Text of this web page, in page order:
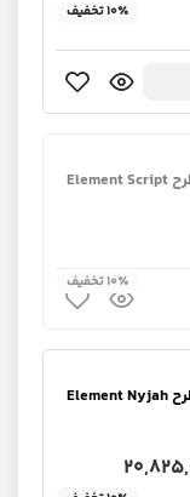
۱۰٪ تخفیف
اسکیت‌برد کامل حرفه‌ای طرح Element Script
۱۰٪ تخفیف
اسکیت‌برد کامل حرفه‌ای طرح Element Nyjah
تا 20,825,000